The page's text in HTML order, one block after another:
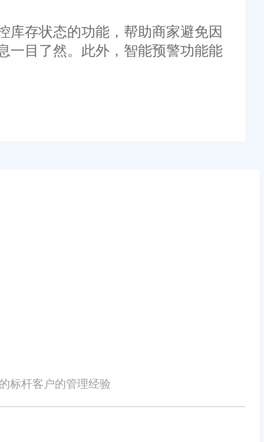
存状态的功能，帮助商家避免因
一目了然。此外，智能预警功能能
板，根据需要生成各种类型的报
为与外部合作伙伴沟通的依据。
略方向。
标杆客户的管理经验